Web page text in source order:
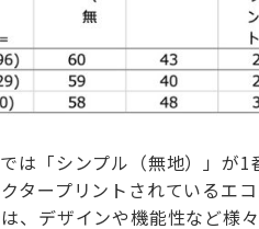
は「シンプル（無地）」が1
タープリントされているエ
、デザインや機能性など様